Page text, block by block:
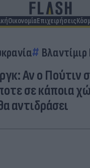
ΟικονομίαΕπιχειρήσεις
Αν ο Πούτιν
σε κάποια
αντιδράσει